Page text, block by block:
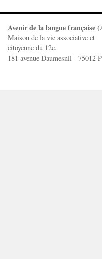
Avenir de la langue française
Maison de la vie associative et
citoyenne du 12e,
181 avenue Daumesnil - 75012